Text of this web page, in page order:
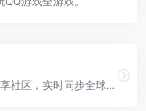
TapTap是一个推荐高品质手游的手游分享社区，实时同步全球各大应用市场游戏排行榜，与全球玩家共同交流并发掘高品质手游。